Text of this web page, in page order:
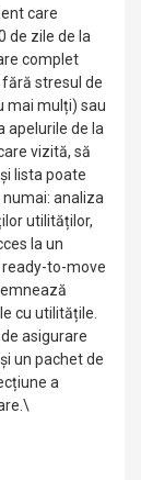
care
de zile de la
complet
stresul de
mai mulți) sau
apelurile de la
vizită, să
lista poate
analiza
utilităților,
la un
to-move
cu utilitățile.
asigurare
un pachet de
a